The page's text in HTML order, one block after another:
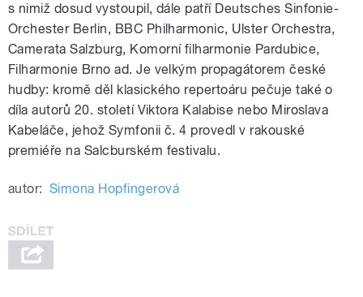
s nimiž dosud vystoupil, dále patří Deutsches Sinfonie-
Orchester Berlin, BBC Philharmonic, Ulster Orchestra,
Camerata Salzburg, Komorní filharmonie Pardubice,
Filharmonie Brno ad. Je velkým propagátorem české
hudby: kromě děl klasického repertoáru pečuje také o
díla autorů 20. století Viktora Kalabise nebo Miroslava
Kabeláče, jehož Symfonii č. 4 provedl v rakouské
premiéře na Salcburském festivalu.
autor: Simona Hopfingerová